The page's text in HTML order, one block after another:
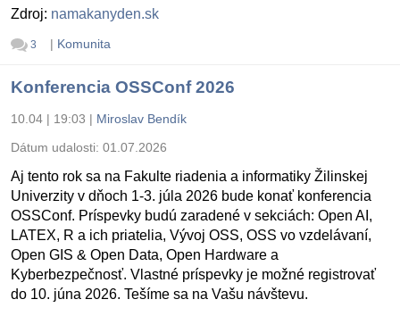
Zdroj: namakanyden.sk
3 | Komunita
Konferencia OSSConf 2026
10.04 | 19:03 | Miroslav Bendík
Dátum udalosti: 01.07.2026
Aj tento rok sa na Fakulte riadenia a informatiky Žilinskej
Univerzity v dňoch 1-3. júla 2026 bude konať konferencia
OSSConf. Príspevky budú zaradené v sekciách: Open AI,
LATEX, R a ich priatelia, Vývoj OSS, OSS vo vzdelávaní,
Open GIS & Open Data, Open Hardware a
Kyberbezpečnosť. Vlastné príspevky je možné registrovať
do 10. júna 2026. Tešíme sa na Vašu návštevu.